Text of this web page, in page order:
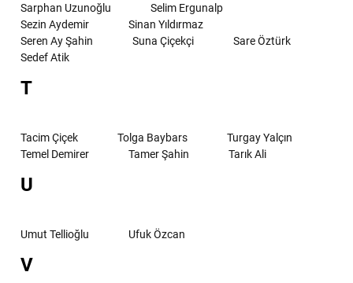
Sarphan Uzunoğlu
Selim Ergunalp
Sezin Aydemir
Sinan Yıldırmaz
Seren Ay Şahin
Suna Çiçekçi
Sare Öztürk
Sedef Atik
T
Tacim Çiçek Tolga Baybars
Turgay Yalçın
Temel Demirer
Tamer Şahin Tarık Ali
U
Umut Tellioğlu Ufuk Özcan
V